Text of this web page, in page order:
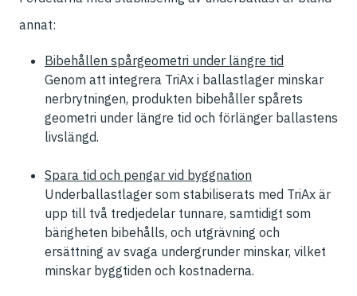
annat:
Bibehållen spårgeometri under längre tid
Genom att integrera TriAx i ballastlager minskar
nerbrytningen, produkten bibehåller spårets
geometri under längre tid och förlänger ballastens
livslängd.
Spara tid och pengar vid byggnation
Underballastlager som stabiliserats med TriAx är
upp till två tredjedelar tunnare, samtidigt som
bärigheten bibehålls, och utgrävning och
ersättning av svaga undergrunder minskar, vilket
minskar byggtiden och kostnaderna.